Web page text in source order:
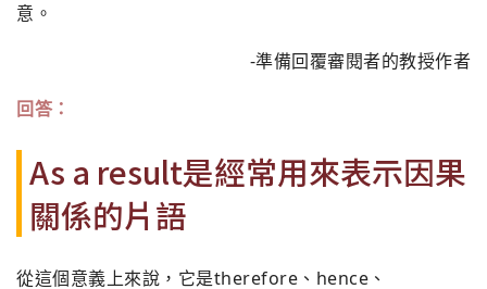
意。
-準備回覆審閱者的教授作者
回答：
As a result是經常用來表示因果
關係的片語
從這個意義上來說，它是therefore、hence、